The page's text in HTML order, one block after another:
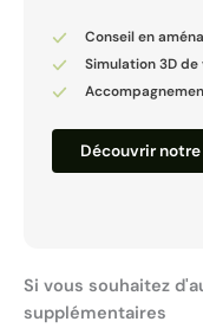
Conseil en
Simulation 3D
Découvrir
Si vous souhaitez
supplémentaires